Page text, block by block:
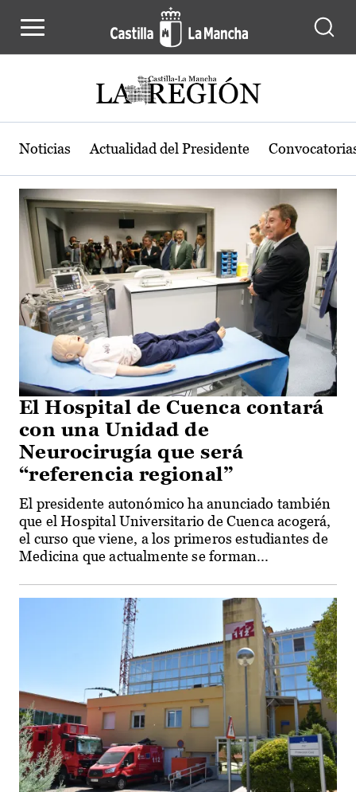
Actualidad de la región de Castilla-
Noticias Actualidad del Presidente
El Hospital de Cuenca contará
con una Unidad de
Neurocirugía que será
“referencia regional”
El presidente autonómico ha anunciado también
que el Hospital Universitario de Cuenca acogerá,
el curso que viene, a los primeros estudiantes de
Medicina que actualmente se forman...